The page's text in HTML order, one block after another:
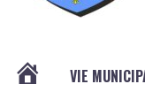
VIE